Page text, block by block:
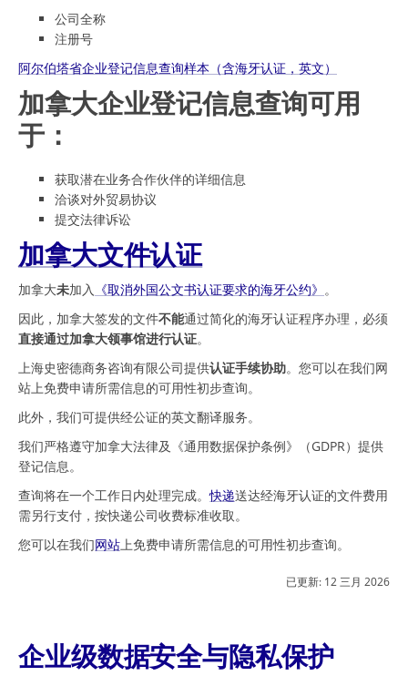
公司全称
注册号
阿尔伯塔省企业登记信息查询样本（含海牙认证，英文）
加拿大企业登记信息查询可用
于：
获取潜在业务合作伙伴的详细信息
洽谈对外贸易协议
提交法律诉讼
加拿大文件认证
加拿大未加入 《取消外国公文书认证要求的海牙公约》 。
因此，加拿大签发的文件不能通过简化的海牙认证程序办理，必须
直接通过加拿大领事馆进行认证。
上海史密德商务咨询有限公司提供认证手续协助。您可以在我们网
站上免费申请所需信息的可用性初步查询。
此外，我们可提供经公证的英文翻译服务。
我们严格遵守加拿大法律及《通用数据保护条例》（GDPR）提供
登记信息。
查询将在一个工作日内处理完成。快递送达经海牙认证的文件费用
需另行支付，按快递公司收费标准收取。
您可以在我们网站上免费申请所需信息的可用性初步查询。
已更新: 12 三月 2026
企业级数据安全与隐私保护